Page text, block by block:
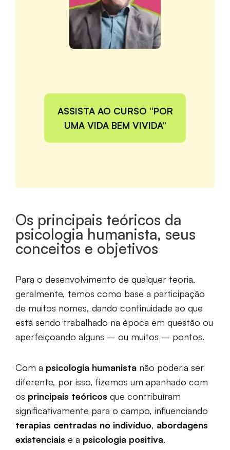
ASSISTA AO CURSO “POR
UMA VIDA BEM VIVIDA”
Os principais teóricos da
psicologia humanista, seus
conceitos e objetivos
Para o desenvolvimento de qualquer teoria,
geralmente, temos como base a participação
de muitos nomes, dando continuidade ao que
está sendo trabalhado na época em questão ou
aperfeiçoando alguns – ou muitos – pontos.
Com a psicologia humanista não poderia ser
diferente, por isso, fizemos um apanhado com
os principais teóricos que contribuíram
significativamente para o campo, influenciando
terapias centradas no indivíduo, abordagens
existenciais e a psicologia positiva.